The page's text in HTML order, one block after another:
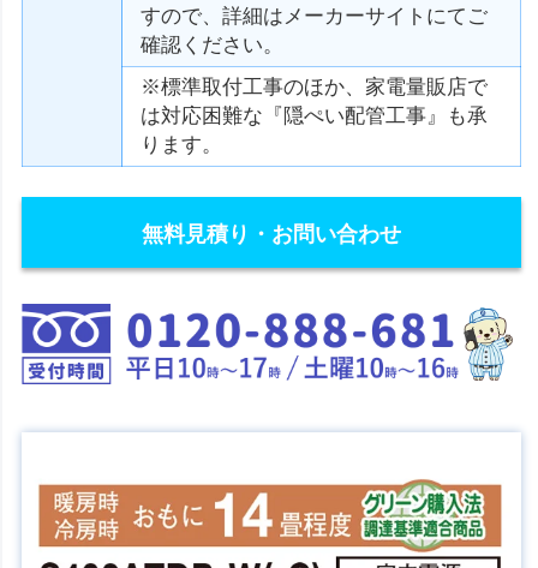
すので、詳細はメーカーサイトにてご
確認ください。
※標準取付工事のほか、家電量販店で
は対応困難な『隠ぺい配管工事』も承
ります。
無料見積り・お問い合わせ